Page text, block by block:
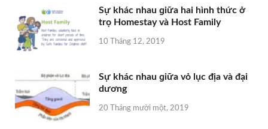
Sự khác nhau ɡiữa hai hình thức ở
trọ Homestay và Host Family
10 Tháng 12, 2019
Sự khác nhau ɡiữa vỏ lục địa và đại
dương
20 Tháng mười một, 2019